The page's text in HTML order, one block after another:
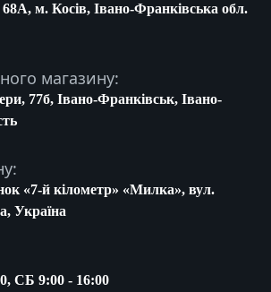
м. Косів, Івано-Франківська обл.
магазину:
77б, Івано-Франківськ, Івано-
«7-й кілометр» «Милка», вул.
Україна
СБ 9:00 - 16:00